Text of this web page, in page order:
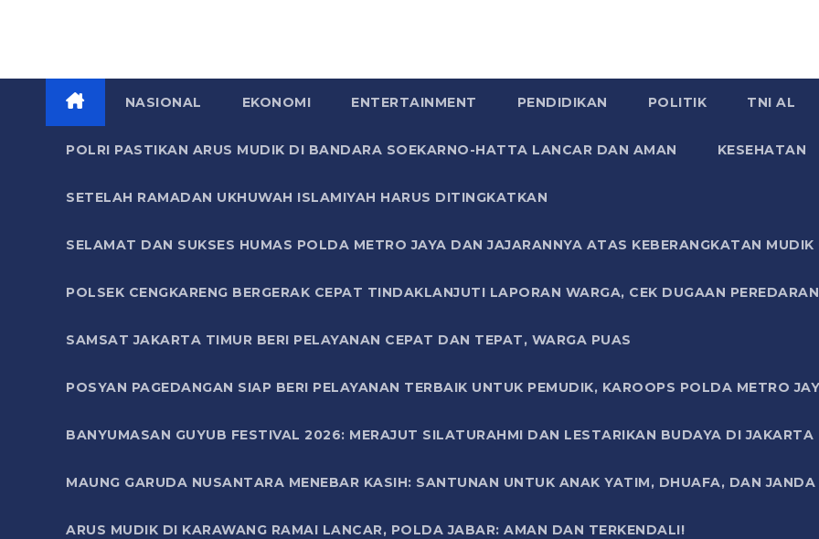
NASIONAL EKONOMI ENTERTAINMENT PENDIDIKAN POLITIK TNI AL
POLRI PASTIKAN ARUS MUDIK DI BANDARA SOEKARNO-HATTA LANCAR DAN AMAN KESEHATAN
SETELAH RAMADAN UKHUWAH ISLAMIYAH HARUS DITINGKATKAN
SELAMAT DAN SUKSES HUMAS POLDA METRO JAYA DAN JAJARANNYA ATAS KEBERANGKATAN
POLSEK CENGKARENG BERGERAK CEPAT TINDAKLANJUTI LAPORAN WARGA, CEK DUGAAN
SAMSAT JAKARTA TIMUR BERI PELAYANAN CEPAT DAN TEPAT, WARGA PUAS
POSYAN PAGEDANGAN SIAP BERI PELAYANAN TERBAIK UNTUK PEMUDIK, KAROOPS POLDA METRO
BANYUMASAN GUYUB FESTIVAL 2026: MERAJUT SILATURAHMI DAN LESTARIKAN BUDAYA DI JAKARTA
MAUNG GARUDA NUSANTARA MENEBAR KASIH: SANTUNAN UNTUK ANAK YATIM, DHUAFA, DAN
ARUS MUDIK DI KARAWANG RAMAI LANCAR, POLDA JABAR: AMAN DAN TERKENDALI!